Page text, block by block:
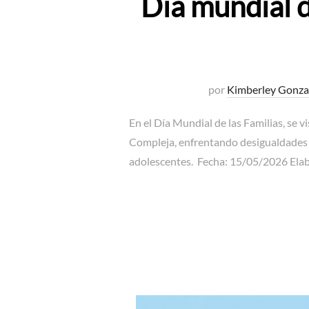
por Kimberley
En el Día Mundial de las Familias, se
Compleja, enfrentando
adolescentes. Fecha: 15/05/2026